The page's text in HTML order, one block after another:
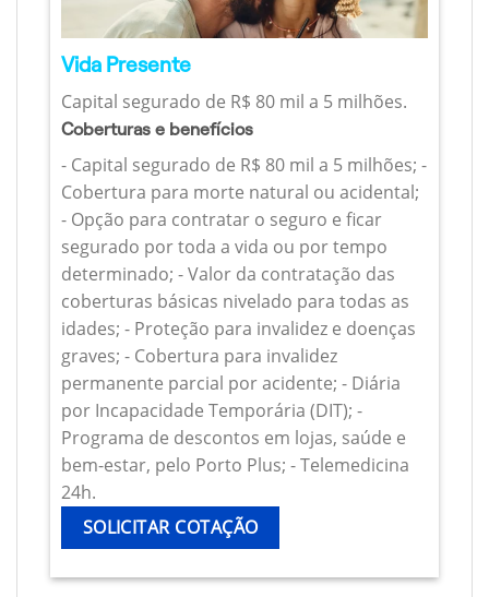
Vida Presente
Capital segurado de R$ 80 mil a 5 milhões.
Coberturas e benefícios
- Capital segurado de R$ 80 mil a 5 milhões; -
Cobertura para morte natural ou acidental;
- Opção para contratar o seguro e ficar
segurado por toda a vida ou por tempo
determinado; - Valor da contratação das
coberturas básicas nivelado para todas as
idades; - Proteção para invalidez e doenças
graves; - Cobertura para invalidez
permanente parcial por acidente; - Diária
por Incapacidade Temporária (DIT); -
Programa de descontos em lojas, saúde e
bem-estar, pelo Porto Plus; - Telemedicina
24h.
SOLICITAR COTAÇÃO